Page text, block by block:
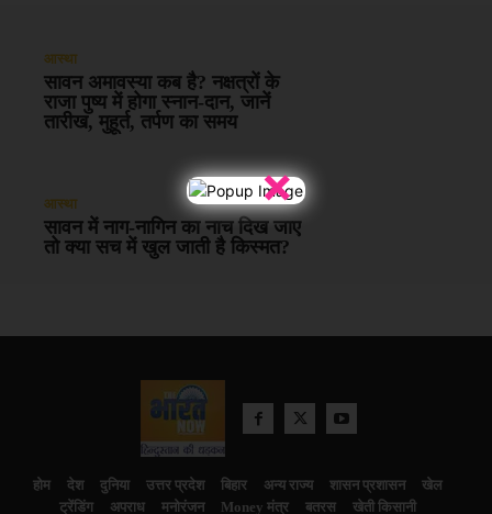
×
आस्था
सावन अमावस्या कब है? नक्षत्रों के
राजा पुष्य में होगा स्नान-दान, जानें
तारीख, मुहूर्त, तर्पण का समय
आस्था
सावन में नाग-नागिन का नाच दिख जाए
तो क्या सच में खुल जाती है किस्मत?
होम देश दुनिया उत्तर प्रदेश बिहार अन्य राज्य शासन प्रशासन
खेल
ट्रेंडिंग
अपराध मनोरंजन Money मंत्र बतरस
खेती किसानी